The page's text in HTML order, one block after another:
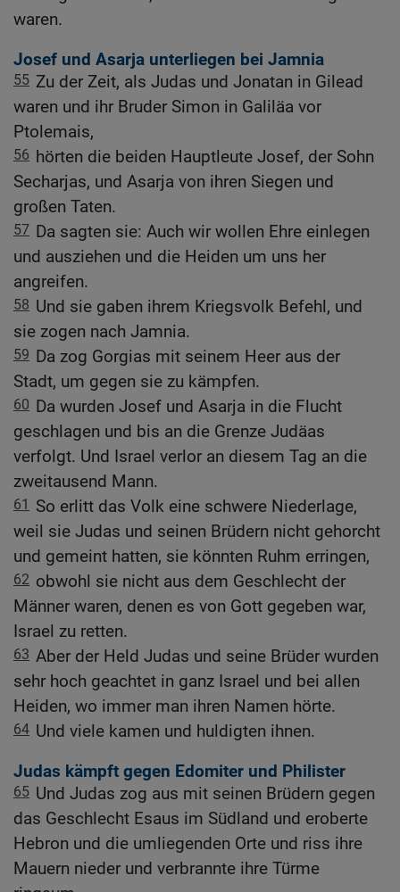
waren.
Josef und Asarja unterliegen bei Jamnia
55 Zu der Zeit, als Judas und Jonatan in Gilead
waren und ihr Bruder Simon in Galiläa vor
Ptolemais,
56 hörten die beiden Hauptleute Josef, der Sohn
Secharjas, und Asarja von ihren Siegen und
großen Taten.
57 Da sagten sie: Auch wir wollen Ehre einlegen
und ausziehen und die Heiden um uns her
angreifen.
58 Und sie gaben ihrem Kriegsvolk Befehl, und
sie zogen nach Jamnia.
59 Da zog Gorgias mit seinem Heer aus der
Stadt, um gegen sie zu kämpfen.
60 Da wurden Josef und Asarja in die Flucht
geschlagen und bis an die Grenze Judäas
verfolgt. Und Israel verlor an diesem Tag an die
zweitausend Mann.
61 So erlitt das Volk eine schwere Niederlage,
weil sie Judas und seinen Brüdern nicht gehorcht
und gemeint hatten, sie könnten Ruhm erringen,
62 obwohl sie nicht aus dem Geschlecht der
Männer waren, denen es von Gott gegeben war,
Israel zu retten.
63 Aber der Held Judas und seine Brüder wurden
sehr hoch geachtet in ganz Israel und bei allen
Heiden, wo immer man ihren Namen hörte.
64 Und viele kamen und huldigten ihnen.
Judas kämpft gegen Edomiter und Philister
65 Und Judas zog aus mit seinen Brüdern gegen
das Geschlecht Esaus im Südland und eroberte
Hebron und die umliegenden Orte und riss ihre
Mauern nieder und verbrannte ihre Türme